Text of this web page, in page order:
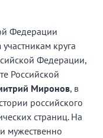
Федерации
участникам круга
Федерации,
Российской
Миронов, в
российского
страниц. На
мужественно